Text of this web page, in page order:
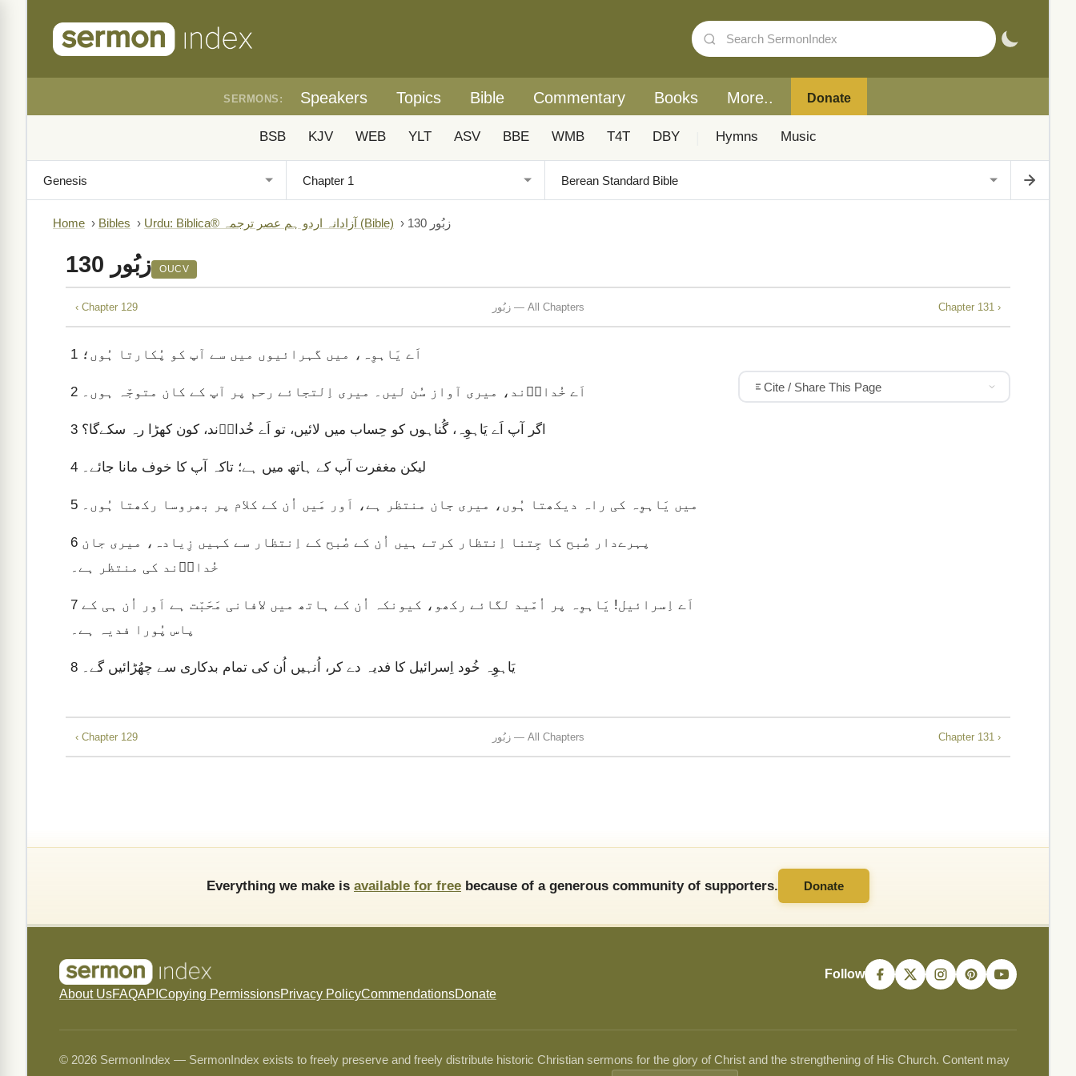
SERMONS: Speakers Topics Bible Commentary Books More.. Donate
BSB KJV WEB YLT ASV BBE WMB T4T DBY Hymns Music
Home › Bibles › Urdu: Biblica® آزادانہ اردو ہم عصر ترجمہ (Bible) › زبُور 130
زبُور 130 OUCV
‹ Chapter 129 زبُور — All Chapters Chapter 131 ›
1 اَے یَاہوِہ، میں گہرائیوں میں سے آپ کو پُکارتا ہُوں؛
2 اَے خُداوؔند، میری آواز سُن لیں۔ میری اِلتجائے رحم پر آپ کے کان متوجّہ ہوں۔
3 اگر آپ اَے یَاہوِہ، گُناہوں کو حِساب میں لائیں، تو اَے خُداوؔند، کون کھڑا رہ سکےگا؟
4 لیکن مغفرت آپ کے ہاتھ میں ہے؛ تاکہ آپ کا خوف مانا جائے۔
5 میں یَاہوِہ کی راہ دیکھتا ہُوں، میری جان منتظر ہے، اَور مَیں اُن کے کلام پر بھروسا رکھتا ہُوں۔
6
خُداوؔند کی منتظر ہے۔
7
پاس پُورا فدیہ ہے۔
8 یَاہوِہ خُود اِسرائیل کا فدیہ دے کر، اُنہیں اُن کی تمام بدکاری سے چھُڑائیں گے۔
Cite / Share This Page
‹ Chapter 129 زبُور — All Chapters Chapter 131 ›
Everything we make is available for free because of a generous community of supporters. Donate
About UsFAQAPI Copying PermissionsPrivacy PolicyCommendationsDonate
Follow
© 2026 SermonIndex — SermonIndex exists to freely preserve and freely distribute historic Christian sermons for the glory of Christ and the strengthening of His Church. Content may